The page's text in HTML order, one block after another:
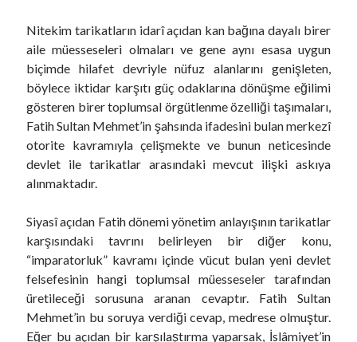
Nitekim tarikatların idarî açıdan kan bağına dayalı birer
aile müesseseleri olmaları ve gene aynı esasa uygun
biçimde hilafet devriyle nüfuz alanlarını genişleten,
böylece iktidar karşıtı güç odaklarına dönüşme eğilimi
gösteren birer toplumsal örgütlenme özelliği taşımaları,
Fatih Sultan Mehmet’in şahsında ifadesini bulan merkezî
otorite kavramıyla çelişmekte ve bunun neticesinde
devlet ile tarikatlar arasındaki mevcut ilişki askıya
alınmaktadır.
Siyasî açıdan Fatih dönemi yönetim anlayışının tarikatlar
karşısındaki tavrını belirleyen bir diğer konu,
“imparatorluk” kavramı içinde vücut bulan yeni devlet
felsefesinin hangi toplumsal müesseseler tarafından
üretileceği sorusuna aranan cevaptır. Fatih Sultan
Mehmet’in bu soruya verdiği cevap, medrese olmuştur.
Eğer bu açıdan bir karşılaştırma yaparsak, İslâmiyet’in